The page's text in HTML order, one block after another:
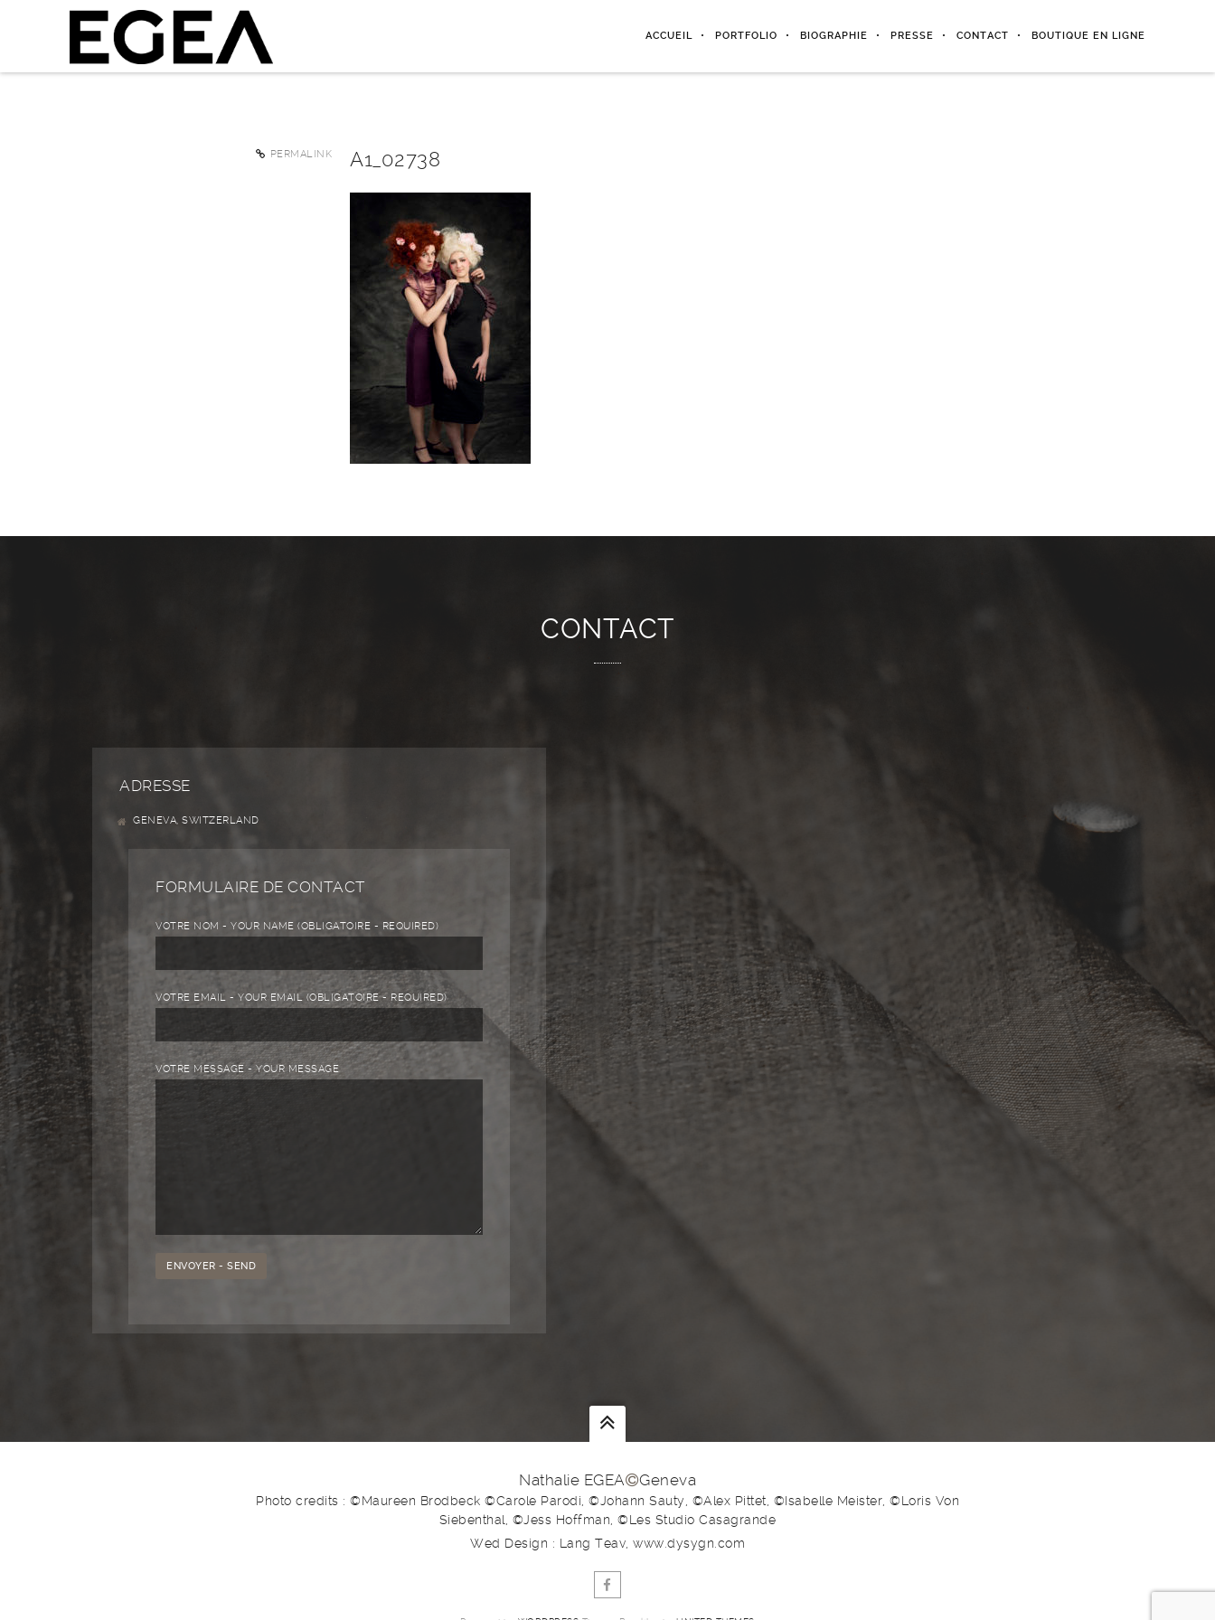
ACCUEIL PORTFOLIO BIOGRAPHIE PRESSE CONTACT BOUTIQUE EN LIGNE
PERMALINK A1_02738
CONTACT
ADRESSE
GENEVA, SWITZERLAND
FORMULAIRE DE CONTACT
VOTRE NOM - YOUR NAME (OBLIGATOIRE - REQUIRED)
VOTRE EMAIL - YOUR EMAIL (OBLIGATOIRE - REQUIRED)
VOTRE MESSAGE - YOUR MESSAGE
Nathalie EGEA Geneva
Photo credits : ©Maureen Brodbeck ©Carole Parodi, ©Johann Sauty, ©Alex Pittet, ©Isabelle Meister, ©Loris Von
Siebenthal, ©Jess Hoffman, ©Les Studio Casagrande
Wed Design : Lang Teav, www.dysygn.com